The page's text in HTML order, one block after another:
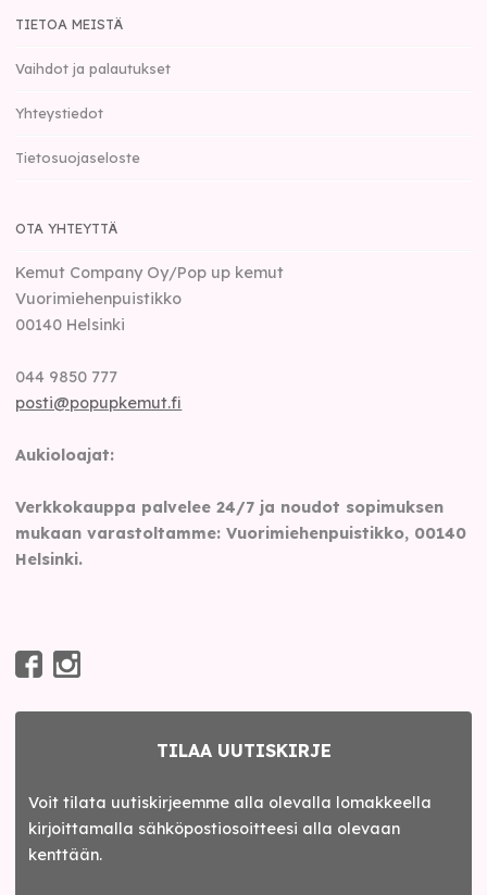
TIETOA MEISTÄ
Vaihdot ja palautukset
Yhteystiedot
Tietosuojaseloste
OTA YHTEYTTÄ
Kemut Company Oy/Pop up kemut
Vuorimiehenpuistikko
00140 Helsinki
044 9850 777
posti@popupkemut.fi
Aukioloajat:
Verkkokauppa palvelee 24/7 ja noudot sopimuksen
mukaan varastoltamme: Vuorimiehenpuistikko, 00140
Helsinki.
TILAA UUTISKIRJE
Voit tilata uutiskirjeemme alla olevalla lomakkeella
kirjoittamalla sähköpostiosoitteesi alla olevaan
kenttään.